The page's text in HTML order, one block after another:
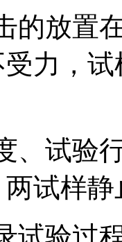
的放置
力，
、试验
试样
试验过